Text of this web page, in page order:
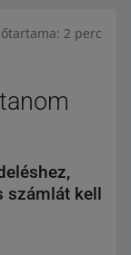
2 perc
számlát kell